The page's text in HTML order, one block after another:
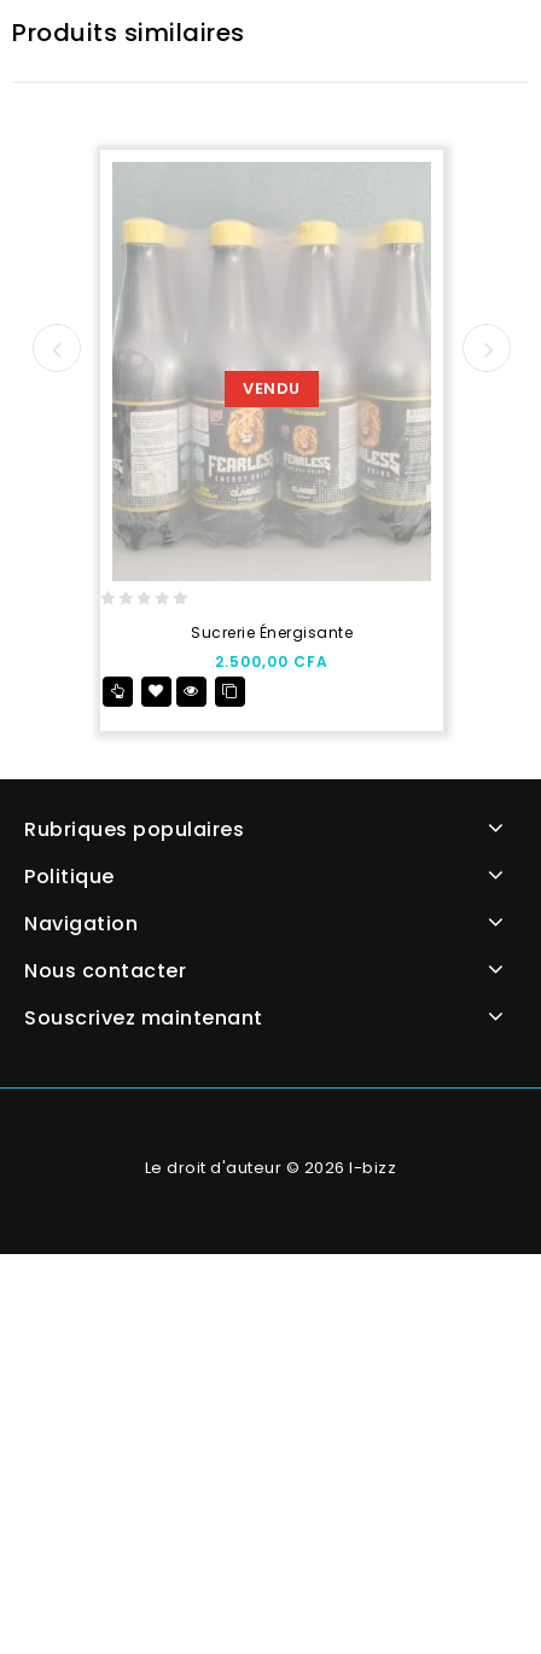
Produits similaires
VENDU
5
Sucrerie Énergisante
2.500,00 CFA
Rubriques populaires
Politique
Navigation
Nous contacter
Souscrivez maintenant
Le droit d'auteur © 2026 I-bizz